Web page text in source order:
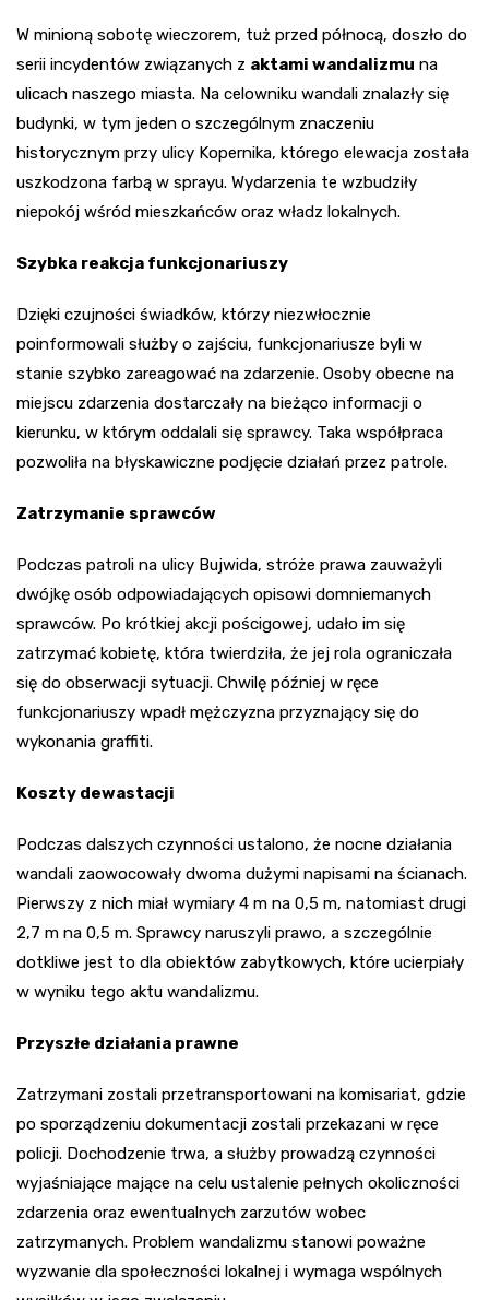
W minioną sobotę wieczorem, tuż przed północą, doszło do
serii incydentów związanych z aktami wandalizmu na
ulicach naszego miasta. Na celowniku wandali znalazły się
budynki, w tym jeden o szczególnym znaczeniu
historycznym przy ulicy Kopernika, którego elewacja została
uszkodzona farbą w sprayu. Wydarzenia te wzbudziły
niepokój wśród mieszkańców oraz władz lokalnych.
Szybka reakcja funkcjonariuszy
Dzięki czujności świadków, którzy niezwłocznie
poinformowali służby o zajściu, funkcjonariusze byli w
stanie szybko zareagować na zdarzenie. Osoby obecne na
miejscu zdarzenia dostarczały na bieżąco informacji o
kierunku, w którym oddalali się sprawcy. Taka współpraca
pozwoliła na błyskawiczne podjęcie działań przez patrole.
Zatrzymanie sprawców
Podczas patroli na ulicy Bujwida, stróże prawa zauważyli
dwójkę osób odpowiadających opisowi domniemanych
sprawców. Po krótkiej akcji pościgowej, udało im się
zatrzymać kobietę, która twierdziła, że jej rola ograniczała
się do obserwacji sytuacji. Chwilę później w ręce
funkcjonariuszy wpadł mężczyzna przyznający się do
wykonania graffiti.
Koszty dewastacji
Podczas dalszych czynności ustalono, że nocne działania
wandali zaowocowały dwoma dużymi napisami na ścianach.
Pierwszy z nich miał wymiary 4 m na 0,5 m, natomiast drugi
2,7 m na 0,5 m. Sprawcy naruszyli prawo, a szczególnie
dotkliwe jest to dla obiektów zabytkowych, które ucierpiały
w wyniku tego aktu wandalizmu.
Przyszłe działania prawne
Zatrzymani zostali przetransportowani na komisariat, gdzie
po sporządzeniu dokumentacji zostali przekazani w ręce
policji. Dochodzenie trwa, a służby prowadzą czynności
wyjaśniające mające na celu ustalenie pełnych okoliczności
zdarzenia oraz ewentualnych zarzutów wobec
zatrzymanych. Problem wandalizmu stanowi poważne
wyzwanie dla społeczności lokalnej i wymaga wspólnych